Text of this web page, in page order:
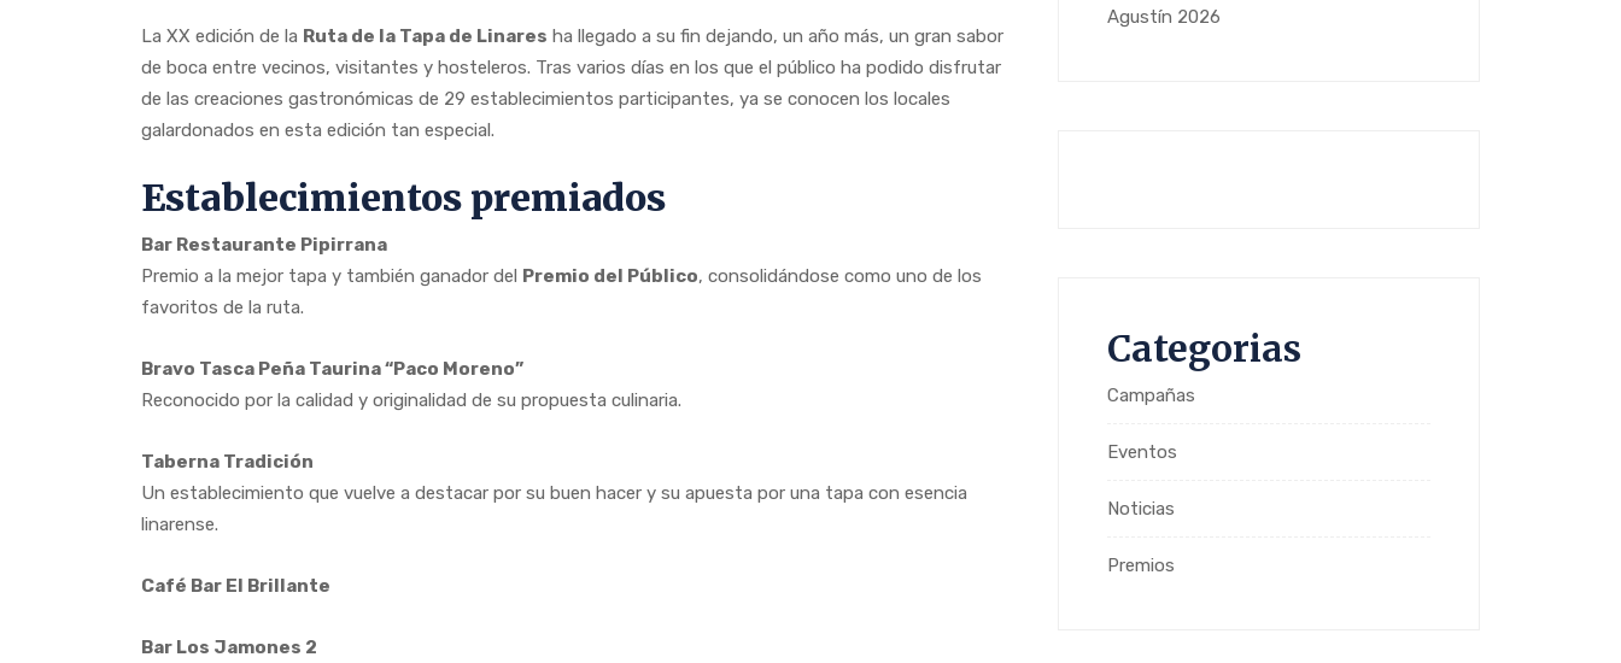
La XX edición de la Ruta de la Tapa de Linares ha llegado a su fin dejando, un año más, un gran sabor
de boca entre vecinos, visitantes y hosteleros. Tras varios días en los que el público ha podido disfrutar
de las creaciones gastronómicas de 29 establecimientos participantes, ya se conocen los locales
galardonados en esta edición tan especial.
Establecimientos premiados
Bar Restaurante Pipirrana
Premio a la mejor tapa y también ganador del Premio del Público, consolidándose como uno de los
favoritos de la ruta.
Bravo Tasca Peña Taurina “Paco Moreno”
Reconocido por la calidad y originalidad de su propuesta culinaria.
Taberna Tradición
Un establecimiento que vuelve a destacar por su buen hacer y su apuesta por una tapa con esencia
linarense.
Café Bar El Brillante
Bar Los Jamones 2
Agustín 2026
Categorias
Campañas
Eventos
Noticias
Premios